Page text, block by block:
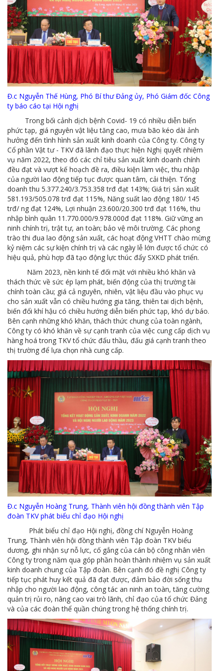
MTS: Sự kiện nổi bật trong tháng 3
Tuổi trẻ MTS: "Tâm sáng với việc, tận tụy với nghề" góp sức xây dựng công ty phát triển bền vững
Bình đẳng giới và các chính sách pháp luật lao động, BHXH luôn được quan tâm tại MTS
MTS tham dự Hội diễn Nghệ thuật quần chúng TKV năm 2016
COMINLUB - Thành công nhỏ vì một thông điệp lớn!
Nhà máy
Đ.c Nguyễn Thế Hùng, Phó Bí thư Đảng ủy, Phó Giám đốc Công
ty báo cáo tại Hội nghị
Trong bối cảnh dịch bệnh Covid- 19 có nhiều diễn biến
phức tạp, giá nguyên vật liệu tăng cao, mưa bão kéo dài ảnh
hưởng đến tình hình sản xuất kinh doanh của Công ty. Công ty
Cổ phần Vật tư - TKV đã lãnh đạo thực hiện Nghị quyết nhiệm
vụ năm 2022, theo đó các chỉ tiêu sản xuất kinh doanh chính
đều đạt và vượt kế hoạch đề ra, điều kiện làm việc, thu nhập
của người lao động tiếp tục được quan tâm, cải thiện. Tổng
doanh thu 5.377.240/3.753.358 trđ đạt 143%; Giá trị sản xuất
581.193/505.078 trđ đạt 115%, Năng suất lao động 180/ 145
trđ/ ng đạt 124%, Lợi nhuận 23.600/20.300 trđ đạt 116%, thu
nhập bình quân 11.770.000/9.978.000đ đạt 118%. Giữ vững an
ninh chính trị, trật tự, an toàn; bảo vệ môi trường. Các phong
trào thi đua lao động sản xuất, các hoạt động VHTT chào mừng
kỷ niệm các sự kiện chính trị và các ngày lễ lớn được tổ chức có
hiệu quả, phù hợp đã tạo động lực thúc đẩy SXKD phát triển.
Năm 2023, nền kinh tế đối mặt với nhiều khó khăn và
thách thức về sức ép lạm phát, biến động của thị trường tài
chính toàn cầu; giá cả nguyên, nhiên, vật liệu đầu vào phục vụ
cho sản xuất vẫn có chiều hướng gia tăng, thiên tai dịch bệnh,
biến đổi khí hậu có chiều hướng diễn biến phức tạp, khó dự báo.
Bên cạnh những khó khăn, thách thức chung của toàn ngành,
Công ty có khó khăn về sự cạnh tranh của việc cung cấp dịch vụ
hàng hoá trong TKV tổ chức đấu thầu, đấu giá cạnh tranh theo
thị trường để lựa chọn nhà cung cấp.
Đ.c Nguyễn Hoàng Trung, Thành viên hội đồng thành viên Tập
đoàn TKV phát biểu chỉ đạo Hội nghị
Phát biểu chỉ đạo Hội nghị, đồng chí Nguyễn Hoàng
Trung, Thành viên hội đồng thành viên Tập đoàn TKV biểu
dương, ghi nhận sự nỗ lực, cố gắng của cán bộ công nhân viên
Công ty trong năm qua góp phần hoàn thành nhiệm vụ sản xuất
kinh doanh chung của Tập đoàn. Bên cạnh đó đề nghị Công ty
tiếp tục phát huy kết quả đã đạt được, đảm bảo đời sống thu
nhập cho người lao động, công tác an ninh an toàn, tăng cường
quản trị rủi ro, nâng cao vai trò lãnh, chỉ đạo của tổ chức Đảng
và của các đoàn thể quần chúng trong hệ thống chính trị.